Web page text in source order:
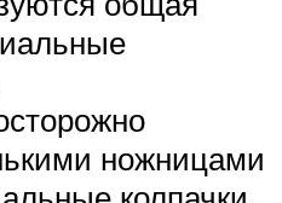
ножницами